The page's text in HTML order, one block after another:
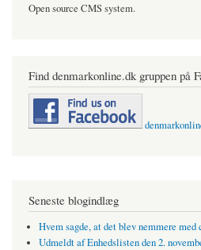
Open source CMS system.
Find denmarkonline.dk gruppen på
Seneste blogindlæg
Hvem sagde, at det blev nemmere med
Udmeldt af Enhedslisten den 2.